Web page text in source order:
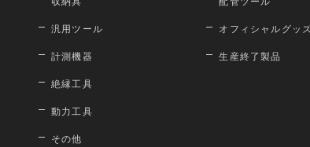
汎用ツール
計測機器
絶縁工具
動力工具
その他
オフィシャルグッ
生産終了製品